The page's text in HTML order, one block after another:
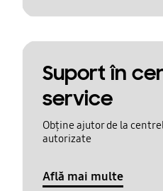
Suport în
service
Obține ajutor de la
autorizate
Află mai multe